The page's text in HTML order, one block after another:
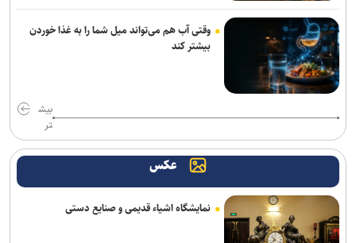
رسانه، نهاد پنجم معماری نوین معاونت علمی است
خبرنگاران نقش ارتباطات در پیشرفت کشور را برای مردم روایت می‌کنند
بایت‌دنس آموزش مدل هوش مصنوعی ۱۰ تریلیون پارامتری را کلید زد
طراحی تاشو و درایورهای ۴۰ میلی‌متری به هدفون جدید و میان‌رده سونی
بازمی‌گردند
وقتی آب هم می‌تواند میل شما را به غذا خوردن
بیشتر کند
بیش
تر
عکس
نمایشگاه اشیاء قدیمی و صنایع دستی